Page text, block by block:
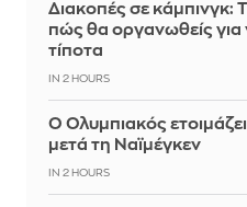
Διακοπές σε κάμπινγκ:
πώς θα οργανωθείς για
τίποτα
IN 2 HOURS
Ο Ολυμπιακός
μετά τη Ναϊμέγκεν
IN 2 HOURS